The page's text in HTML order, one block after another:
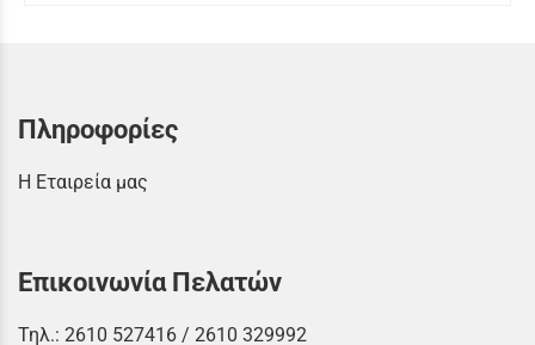
Πληροφορίες
Η Εταιρεία μας
Επικοινωνία Πελατών
Τηλ.: 2610 527416 / 2610 329992